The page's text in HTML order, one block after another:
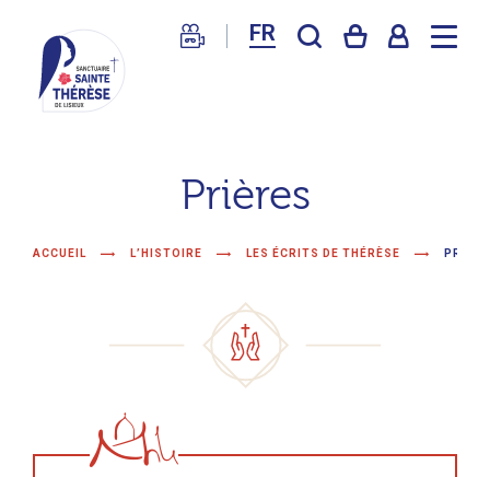
FR
Basilique
Prières
ACCUEIL L’HISTOIRE LES ÉCRITS DE THÉRÈSE